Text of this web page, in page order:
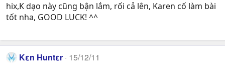
hix,K dạo này cũng bận lắm, rối cả lên, Karen cố làm bài
tốt nha, GOOD LUCK! ^^
Kεn Huntεr 15/12/11